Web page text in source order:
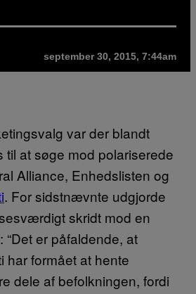
september 30, 2015, 7:44am
var der blandt
til at søge mod polariserede
Alliance, Enhedslisten og
. For sidstnævnte udgjorde
skridt mod en
er påfaldende, at
har formået at hente
dele af befolkningen, fordi